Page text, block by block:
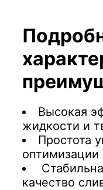
Высокая
жидкости и
Простота
оптимизации
качество